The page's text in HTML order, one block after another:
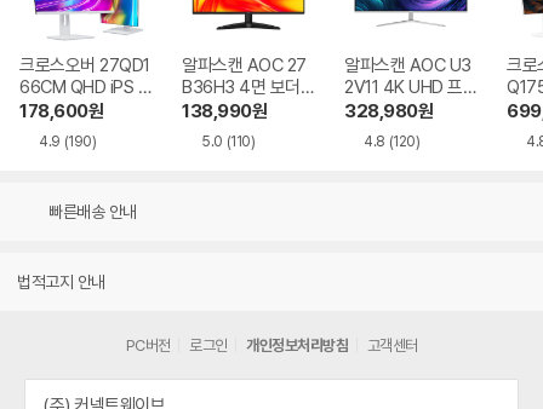
크로스오버 27QD1
66CM QHD iPS U
SB-C 화이트 Ai 멀
티스탠드
178,600원
4.9 (190)
알파스캔 AOC 27
B36H3 4면 보더리
스 IPS 120 시력보
호 무결점
138,990원
5.0 (110)
알파스캔 AOC U3
2V11 4K UHD 프리
싱크 HDR 시력보호
무결점
328,980원
4.8 (120)
크로
Ai
빠른배송 안내
법적고지 안내
PC버전 로그인 개인정보처리방침 고객센터